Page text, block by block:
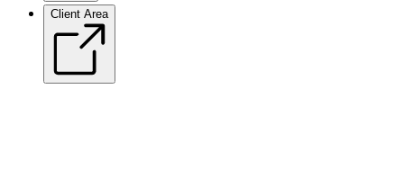
Client Area